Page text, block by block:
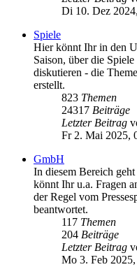
Di 10. Dez
Spiele
Hier könnt Ihr in den
Saison, über die
diskutieren - die
erstellt.
823 Themen
24317 Beiträge
Letzter Beitrag
Fr 2. Mai 2025,
GmbH
In diesem Bereich
könnt Ihr u.a. Fragen
der Regel vom
beantwortet.
117 Themen
204 Beiträge
Letzter Beitrag
Mo 3. Feb